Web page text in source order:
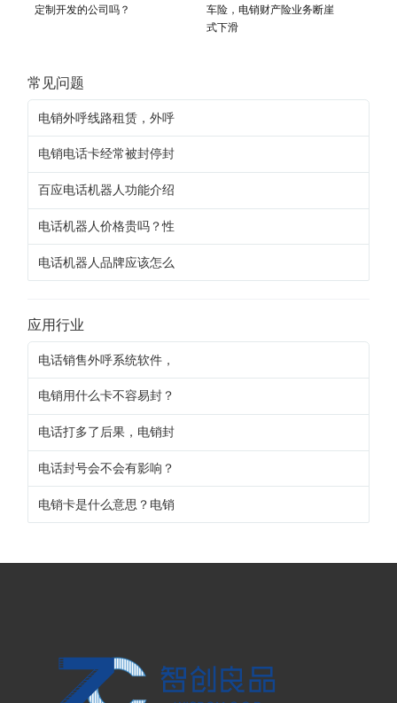
定制开发的公司吗？
车险，电销财产险业务断崖
式下滑
常见问题
电销外呼线路租赁，外呼
电销电话卡经常被封停封
百应电话机器人功能介绍
电话机器人价格贵吗？性
电话机器人品牌应该怎么
应用行业
电话销售外呼系统软件，
电销用什么卡不容易封？
电话打多了后果，电销封
电话封号会不会有影响？
电销卡是什么意思？电销